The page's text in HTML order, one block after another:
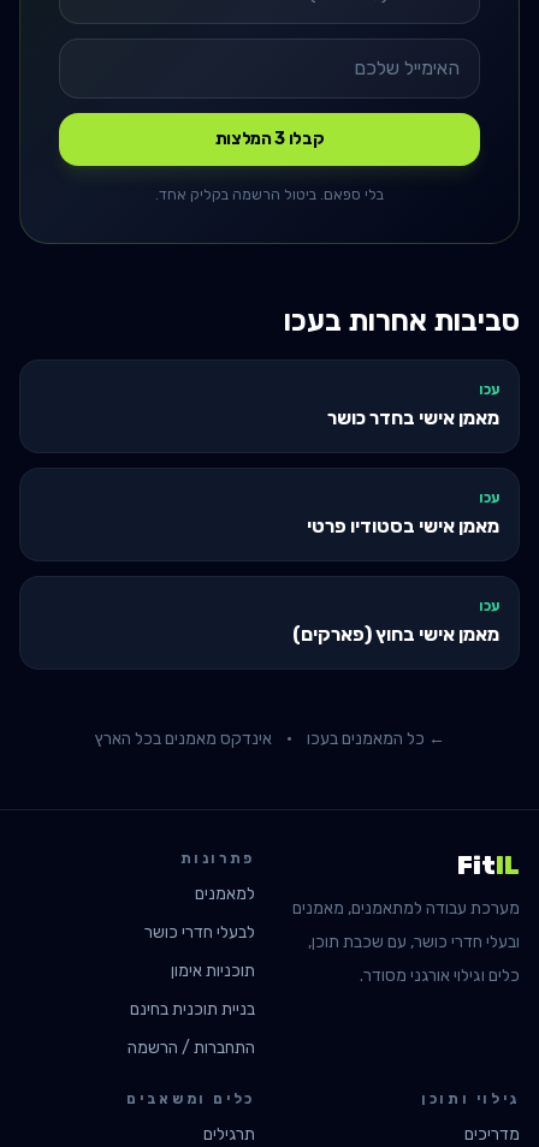
קבלו 3 המלצות
בלי ספאם. ביטול הרשמה בקליק אחד.
סביבות אחרות בעכו
עכו
מאמן אישי בחדר כושר
עכו
מאמן אישי בסטודיו פרטי
עכו
מאמן אישי בחוץ (פארקים)
← כל המאמנים בעכו · אינדקס מאמנים בכל הארץ
FitIL
מערכת עבודה למתאמנים, מאמנים
ובעלי חדרי כושר, עם שכבת תוכן,
כלים וגילוי אורגני מסודר.
פתרונות
למאמנים
לבעלי חדרי כושר
תוכניות אימון
בניית תוכנית בחינם
התחברות / הרשמה
גילוי ותוכן
מדריכים
כלים ומשאבים
תרגילים